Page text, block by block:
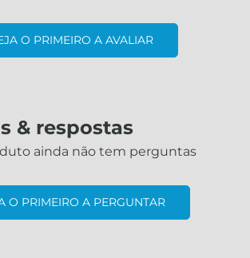
O PRIMEIRO A AVALIAR
& respostas
ainda não tem perguntas
O PRIMEIRO A PERGUNTAR